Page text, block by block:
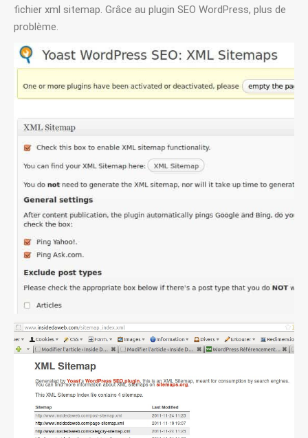
fichier xml sitemap. Grâce au plugin SEO WordPress, plus de
problème.